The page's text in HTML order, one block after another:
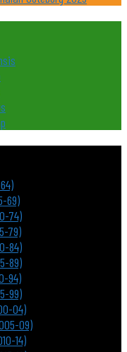
69)
74)
79)
84)
89)
94)
99)
04)
09)
14)